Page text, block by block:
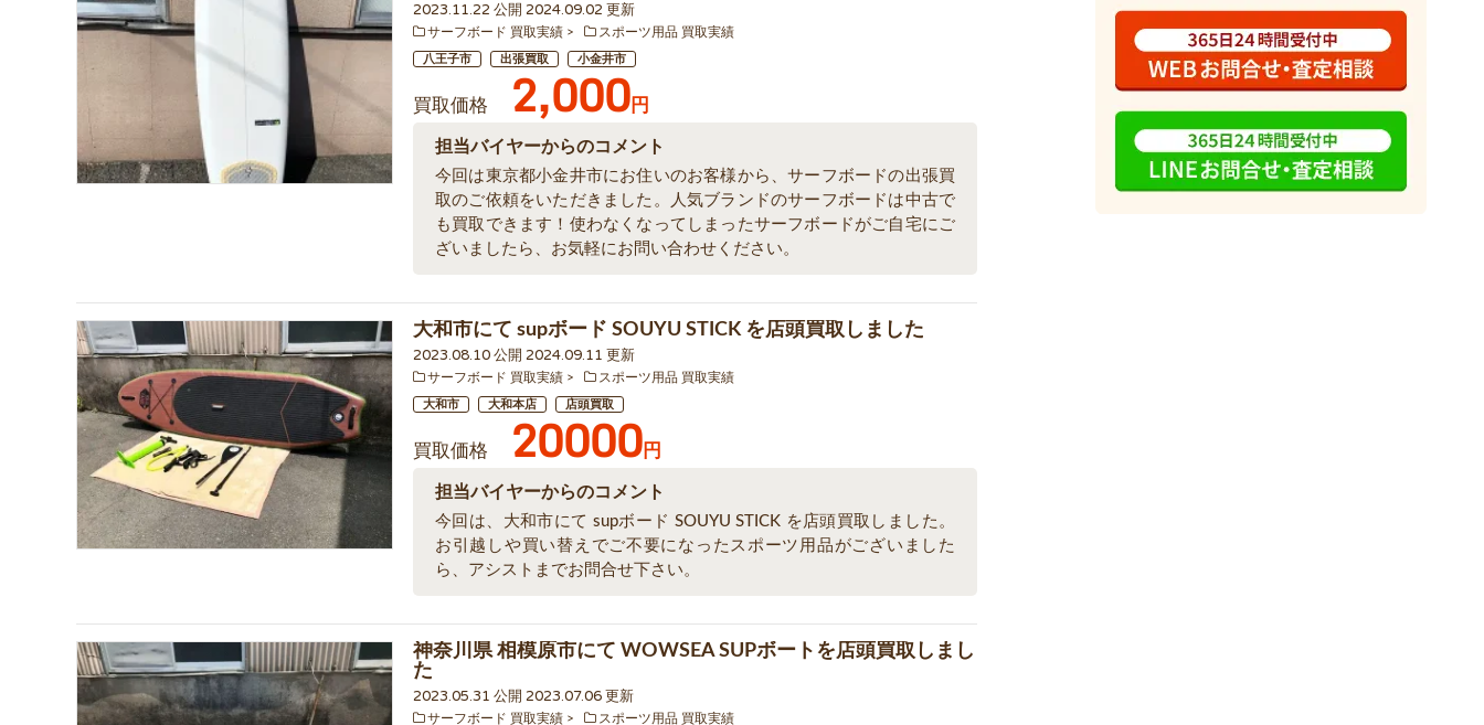
2023.11.22 公開 2024.09.02 更新
サーフボード 買取実績 スポーツ用品 買取実績
八王子市 出張買取 小金井市
買取価格 2,000円
担当バイヤーからのコメント
今回は東京都小金井市にお住いのお客様から、サーフボードの出張買
取のご依頼をいただきました。人気ブランドのサーフボードは中古で
も買取できます！使わなくなってしまったサーフボードがご自宅にご
ざいましたら、お気軽にお問い合わせください。
大和市にて supボード SOUYU STICK を店頭買取しました
2023.08.10 公開 2024.09.11 更新
サーフボード 買取実績 スポーツ用品 買取実績
大和市 大和本店 店頭買取
買取価格 20000円
担当バイヤーからのコメント
今回は、大和市にて supボード SOUYU STICK を店頭買取しました。
お引越しや買い替えでご不要になったスポーツ用品がございました
ら、アシストまでお問合せ下さい。
神奈川県 相模原市にて WOWSEA SUPボートを店頭買取しまし
た
2023.05.31 公開 2023.07.06 更新
サーフボード 買取実績 スポーツ用品 買取実績